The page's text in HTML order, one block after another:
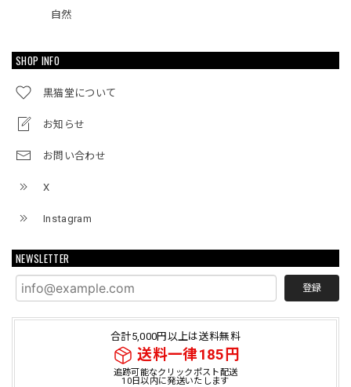
自然
SHOP INFO
黒猫堂について
お知らせ
お問い合わせ
X
Instagram
NEWSLETTER
登録
合計5,000円以上は送料無料
送料一律185円
追跡可能なクリックポスト配送
10日以内に発送いたします